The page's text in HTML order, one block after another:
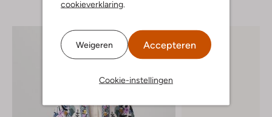
cookieverklaring.
Weigeren Accepteren
Cookie-instellingen